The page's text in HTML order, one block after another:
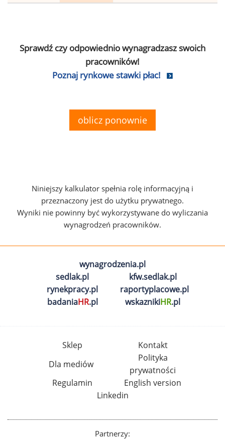
Sprawdź czy odpowiednio wynagradzasz swoich
pracowników!
Poznaj rynkowe stawki płac!
oblicz ponownie
Niniejszy kalkulator spełnia rolę informacyjną i
przeznaczony jest do użytku prywatnego.
Wyniki nie powinny być wykorzystywane do wyliczania
wynagrodzeń pracowników.
wynagrodzenia.pl
sedlak.pl
kfw.sedlak.pl
rynekpracy.pl
raportyplacowe.pl
badaniaHR.pl wskaznikiHR.pl
Sklep
Kontakt
Dla mediów
Polityka
prywatności
Regulamin
English version
Linkedin
Partnerzy: